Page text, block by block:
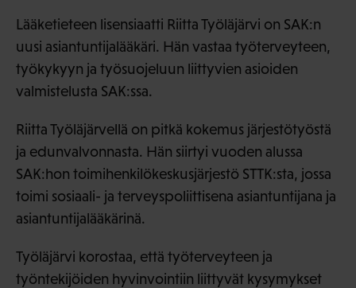
Lääketieteen lisensiaatti Riitta Työläjärvi on SAK:n
uusi asiantuntijalääkäri. Hän vastaa työterveyteen,
työkykyyn ja työsuojeluun liittyvien asioiden
valmistelusta SAK:ssa.
Riitta Työläjärvellä on pitkä kokemus järjestötyöstä
ja edunvalvonnasta. Hän siirtyi vuoden alussa
SAK:hon toimihenkilökeskusjärjestö STTK:sta, jossa
toimi sosiaali- ja terveyspoliittisena asiantuntijana ja
asiantuntijalääkärinä.
Työläjärvi korostaa, että työterveyteen ja
työntekijöiden hyvinvointiin liittyvät kysymykset